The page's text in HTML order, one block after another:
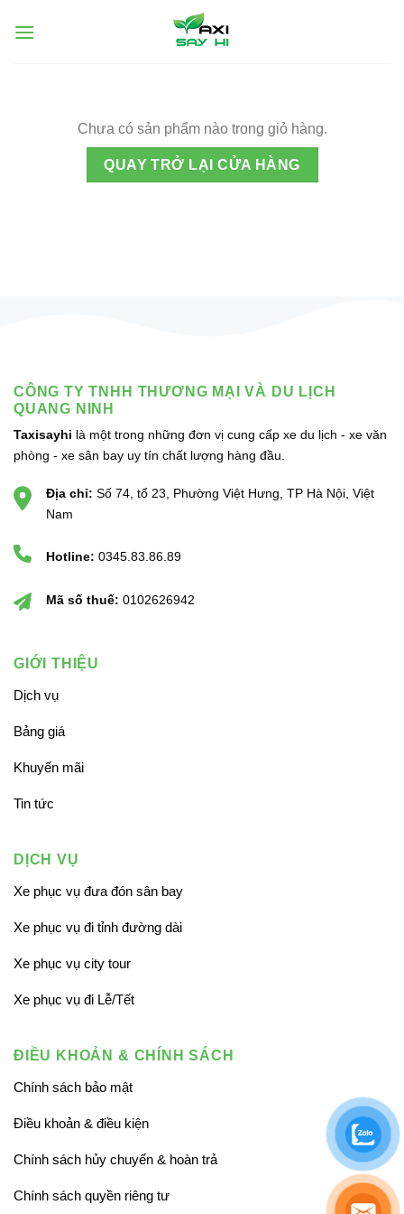
đến
Chưa có sản phẩm nào trong giỏ hàng.
QUAY TRỞ LẠI CỬA HÀNG
CÔNG TY TNHH THƯƠNG MẠI VÀ DU LỊCH
QUANG NINH
Taxisayhi là một trong những đơn vị cung cấp xe du lịch - xe văn
phòng - xe sân bay uy tín chất lượng hàng đầu.
Địa chỉ: Số 74, tổ 23, Phường Việt Hưng, TP Hà Nội, Việt
Nam
Hotline: 0345.83.86.89
Mã số thuế: 0102626942
GIỚI THIỆU
Dịch vụ
Bảng giá
Khuyến mãi
Tin tức
DỊCH VỤ
Xe phục vụ đưa đón sân bay
Xe phục vụ đi tỉnh đường dài
Xe phục vụ city tour
Xe phục vụ đi Lễ/Tết
ĐIỀU KHOẢN & CHÍNH SÁCH
Chính sách bảo mật
Điều khoản & điều kiện
Chính sách hủy chuyến & hoàn trả
Chính sách quyền riêng tư